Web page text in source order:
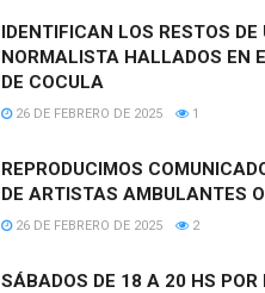
IDENTIFICAN LOS RESTOS DE
NORMALISTA HALLADOS EN
DE COCULA
26 DE FEBRERO DE 2025 1
REPRODUCIMOS
DE ARTISTAS AMBULANTES
26 DE FEBRERO DE 2025 2
SÁBADOS DE 18 A 20 HS POR